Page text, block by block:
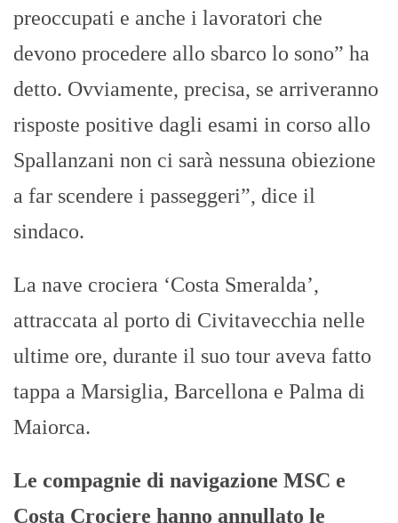
preoccupati e anche i lavoratori che
devono procedere allo sbarco lo sono” ha
detto. Ovviamente, precisa, se arriveranno
risposte positive dagli esami in corso allo
Spallanzani non ci sarà nessuna obiezione
a far scendere i passeggeri”, dice il
sindaco.
La nave crociera ‘Costa Smeralda’,
attraccata al porto di Civitavecchia nelle
ultime ore, durante il suo tour aveva fatto
tappa a Marsiglia, Barcellona e Palma di
Maiorca.
Le compagnie di navigazione MSC e
Costa Crociere hanno annullato le